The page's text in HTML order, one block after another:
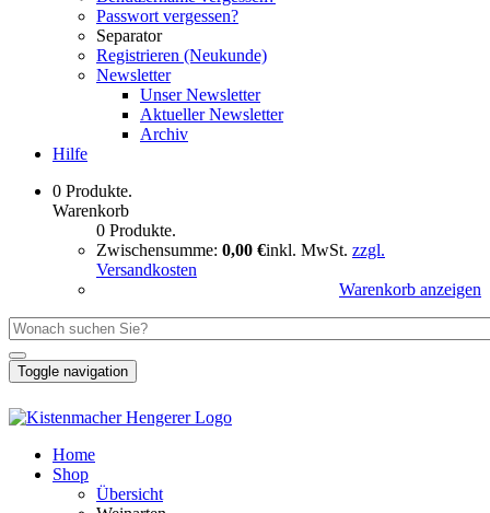
Passwort vergessen?
Separator
Registrieren (Neukunde)
Newsletter
Unser Newsletter
Aktueller Newsletter
Archiv
Hilfe
0 Produkte.
Warenkorb
0 Produkte.
Zwischensumme: 0,00 €inkl. MwSt. zzgl.
Versandkosten
Warenkorb anzeigen
Toggle navigation
Home
Shop
Übersicht